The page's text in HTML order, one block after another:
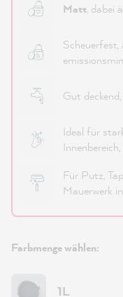
Matt, dabei
Gut
Ideal für
Für Putz,
Mauerwerk
Farbmenge wählen:
1L